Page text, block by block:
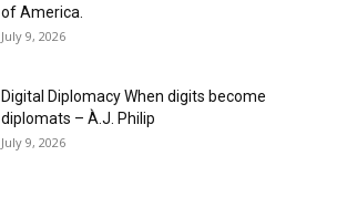
of America.
July 9, 2026
Digital Diplomacy When digits become
diplomats – À.J. Philip
July 9, 2026